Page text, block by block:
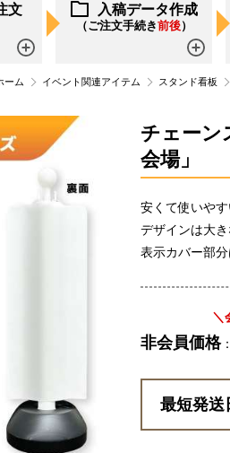
文 入稿データ作成
（ご注文手続き前後）
ーム イベント関連アイテム スタンド看板
チェーン
会場」
安くて使いや
デザインは大
表示カバー部
＼
非会員価格：
最短発送